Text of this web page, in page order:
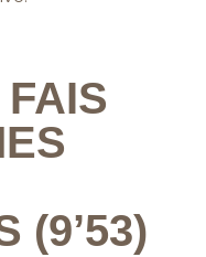
(9’53)